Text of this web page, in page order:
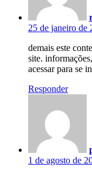
25 de janeiro de
demais este
site.
acessar para se
Responder
1 de agosto de